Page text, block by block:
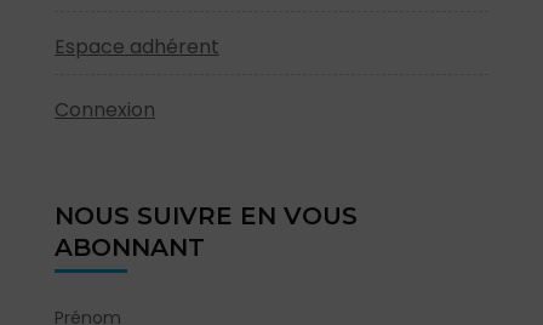
Espace adhérent
Connexion
NOUS SUIVRE EN VOUS
ABONNANT
Prénom